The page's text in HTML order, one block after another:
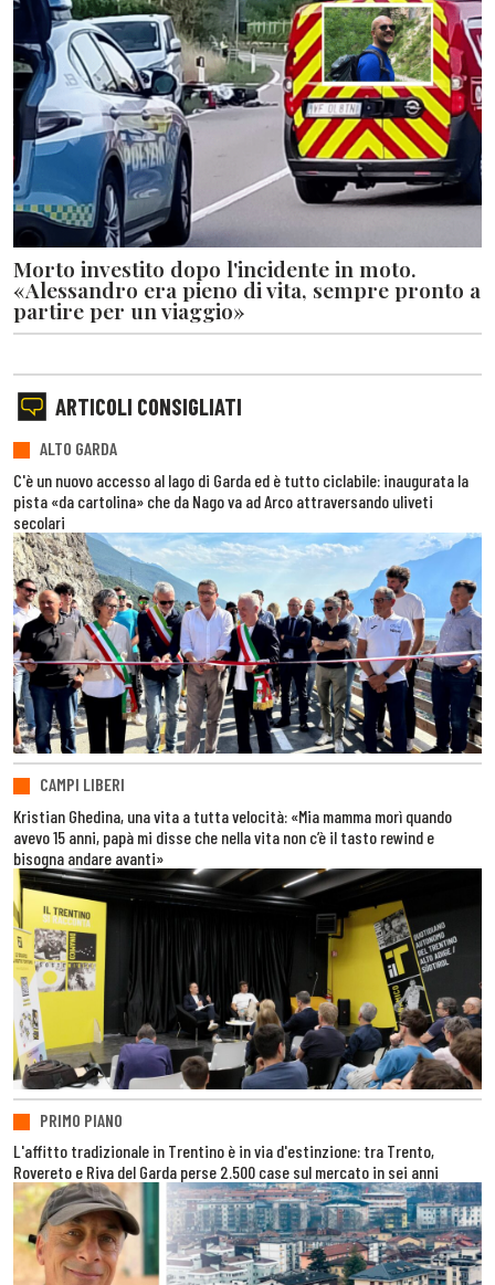
Morto investito dopo l'incidente in moto.
«Alessandro era pieno di vita, sempre pronto a
partire per un viaggio»
ARTICOLI CONSIGLIATI
ALTO GARDA
C'è un nuovo accesso al lago di Garda ed è tutto ciclabile: inaugurata la
pista «da cartolina» che da Nago va ad Arco attraversando uliveti
secolari
CAMPI LIBERI
Kristian Ghedina, una vita a tutta velocità: «Mia mamma morì quando
avevo 15 anni, papà mi disse che nella vita non c’è il tasto rewind e
bisogna andare avanti»
PRIMO PIANO
L'affitto tradizionale in Trentino è in via d'estinzione: tra Trento,
Rovereto e Riva del Garda perse 2.500 case sul mercato in sei anni